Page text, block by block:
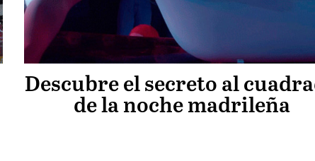
Descubre el secreto al
de la noche madrileña